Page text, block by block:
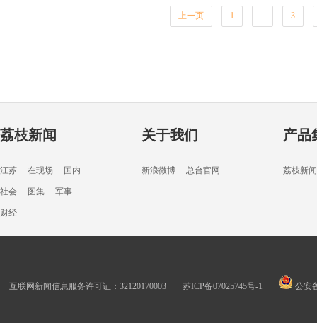
上一页 1 … 3
荔枝新闻
江苏 在现场 国内
社会 图集 军事
财经
关于我们
新浪微博 总台官网
产品
荔枝新闻
互联网新闻信息服务许可证：32120170003 苏ICP备07025745号-1 公安